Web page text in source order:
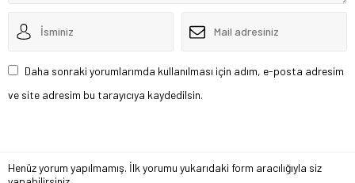
Daha sonraki yorumlarımda kullanılması için adım, e-posta adresim
ve site adresim bu tarayıcıya kaydedilsin.
Henüz yorum yapılmamış. İlk yorumu yukarıdaki form aracılığıyla siz